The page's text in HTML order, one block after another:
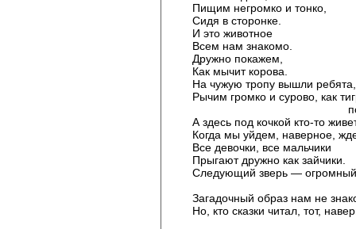
Пищим негромко и тонко,
Сидя в сторонке.
И это животное
Всем нам знакомо.
Дружно покажем,
Как мычит корова.
На чужую тропу вышли ребята,
Рычим громко и сурово, как
А здесь под кочкой кто-то
Когда мы уйдем, наверное,
Все девочки, все мальчики
Прыгают дружно как зайчики.
Следующий зверь — огромный
Загадочный образ нам не
Но, кто сказки читал, тот,